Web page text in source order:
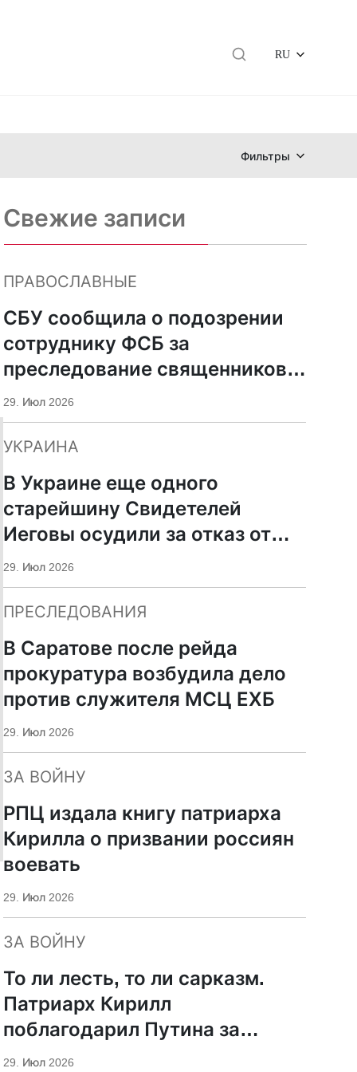
RU
Фильтры
Свежие записи
ПРАВОСЛАВНЫЕ
СБУ сообщила о подозрении
сотруднику ФСБ за
преследование священников
ПЦУ
29. Июл 2026
УКРАИНА
В Украине еще одного
старейшину Свидетелей
Иеговы осудили за отказ от
мобилизации
29. Июл 2026
ПРЕСЛЕДОВАНИЯ
В Саратове после рейда
прокуратура возбудила дело
против служителя МСЦ ЕХБ
29. Июл 2026
ЗА ВОЙНУ
РПЦ издала книгу патриарха
Кирилла о призвании россиян
воевать
29. Июл 2026
ЗА ВОЙНУ
То ли лесть, то ли сарказм.
Патриарх Кирилл
поблагодарил Путина за
защиту суверенитета и
29. Июл 2026